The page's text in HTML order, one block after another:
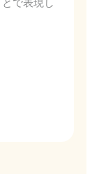
で表現し